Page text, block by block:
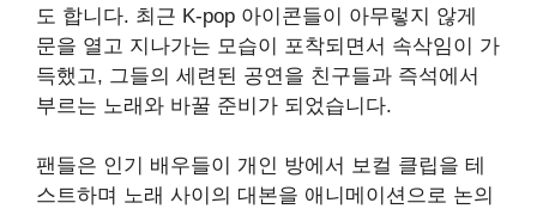
도 합니다. 최근 K-pop 아이콘들이 아무렇지 않게
문을 열고 지나가는 모습이 포착되면서 속삭임이 가
득했고, 그들의 세련된 공연을 친구들과 즉석에서
부르는 노래와 바꿀 준비가 되었습니다.
팬들은 인기 배우들이 개인 방에서 보컬 클립을 테
스트하며 노래 사이의 대본을 애니메이션으로 논의